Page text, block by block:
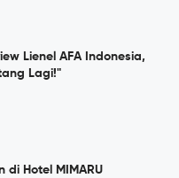
Lienel AFA Indonesia,
Lagi!"
di Hotel MIMARU